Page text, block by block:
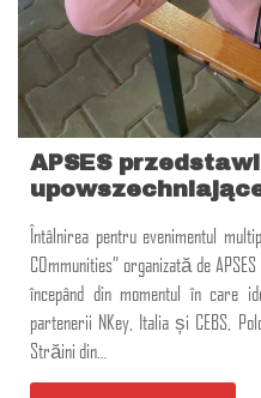
APSES
Întâlnirea pentru evenimentul
COmmunities” organizată de
începând din momentul în care
partenerii NKey, Italia și CEBS,
Străini din…